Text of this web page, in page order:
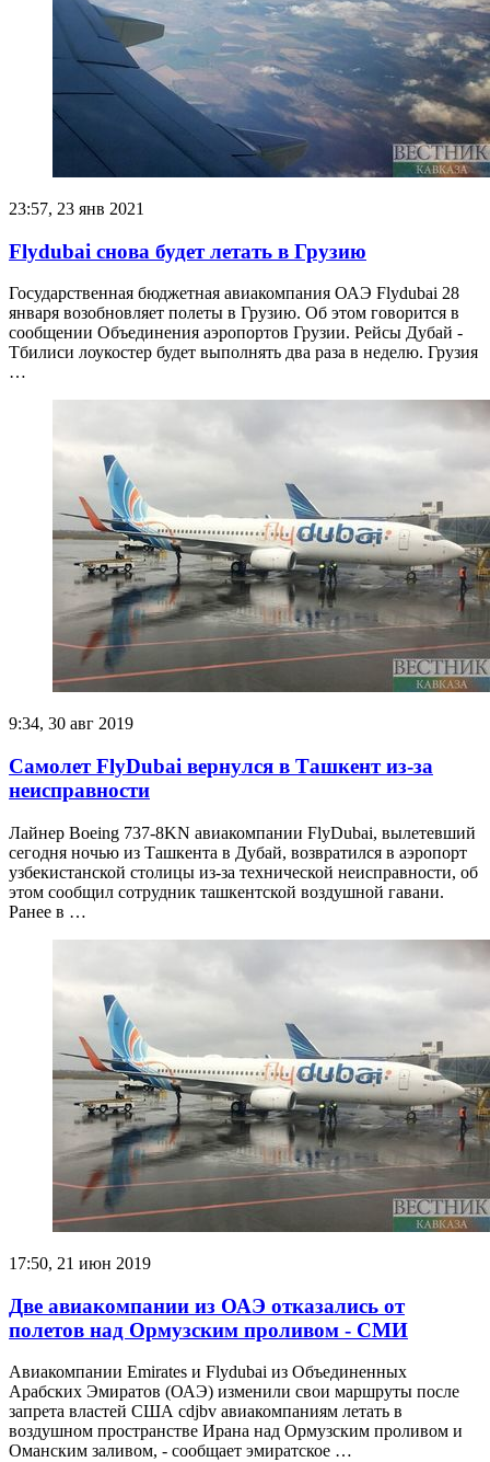
23:57, 23 янв 2021
Flydubai снова будет летать в Грузию
Государственная бюджетная авиакомпания ОАЭ Flydubai 28
января возобновляет полеты в Грузию. Об этом говорится в
сообщении Объединения аэропортов Грузии. Рейсы Дубай -
Тбилиси лоукостер будет выполнять два раза в неделю. Грузия
…
9:34, 30 авг 2019
Самолет FlyDubai вернулся в Ташкент из-за
неисправности
Лайнер Boeing 737-8KN авиакомпании FlyDubai, вылетевший
сегодня ночью из Ташкента в Дубай, возвратился в аэропорт
узбекистанской столицы из-за технической неисправности, об
этом сообщил сотрудник ташкентской воздушной гавани.
Ранее в …
17:50, 21 июн 2019
Две авиакомпании из ОАЭ отказались от
полетов над Ормузским проливом - СМИ
Авиакомпании Emirates и Flydubai из Объединенных
Арабских Эмиратов (ОАЭ) изменили свои маршруты после
запрета властей США cdjbv авиакомпаниям летать в
воздушном пространстве Ирана над Ормузским проливом и
Оманским заливом, - сообщает эмиратское …